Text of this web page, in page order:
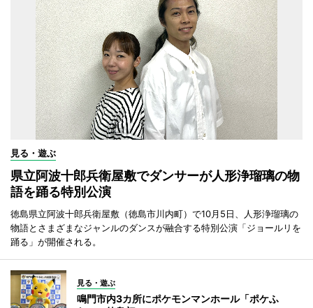
見る・遊ぶ
県立阿波十郎兵衛屋敷でダンサーが人形浄瑠璃の物
語を踊る特別公演
徳島県立阿波十郎兵衛屋敷（徳島市川内町）で10月5日、人形浄瑠璃の
物語とさまざまなジャンルのダンスが融合する特別公演「ジョールリを
踊る」が開催される。
見る・遊ぶ
鳴門市内3カ所にポケモンマンホール「ポケふ